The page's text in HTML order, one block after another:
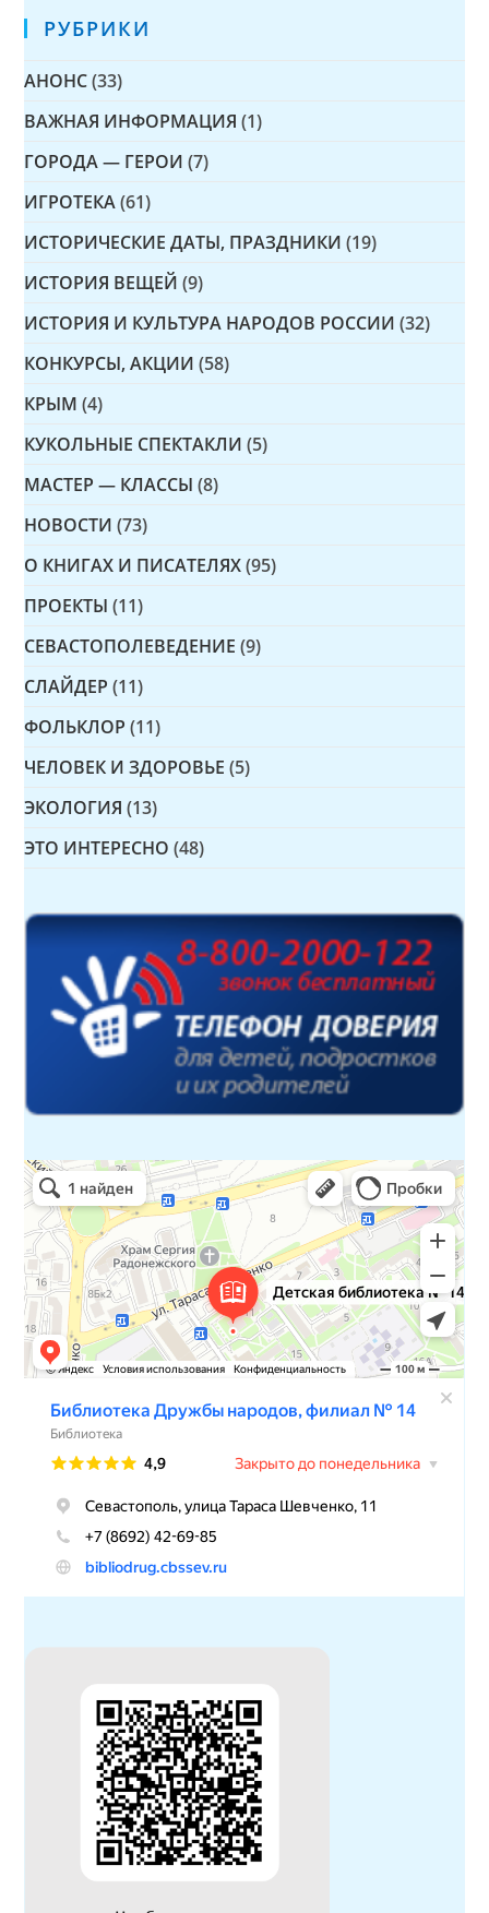
РУБРИКИ
АНОНС (33)
ВАЖНАЯ ИНФОРМАЦИЯ (1)
ГОРОДА — ГЕРОИ (7)
ИГРОТЕКА (61)
ИСТОРИЧЕСКИЕ ДАТЫ, ПРАЗДНИКИ (19)
ИСТОРИЯ ВЕЩЕЙ (9)
ИСТОРИЯ И КУЛЬТУРА НАРОДОВ РОССИИ (32)
КОНКУРСЫ, АКЦИИ (58)
КРЫМ (4)
КУКОЛЬНЫЕ СПЕКТАКЛИ (5)
МАСТЕР — КЛАССЫ (8)
НОВОСТИ (73)
О КНИГАХ И ПИСАТЕЛЯХ (95)
ПРОЕКТЫ (11)
СЕВАСТОПОЛЕВЕДЕНИЕ (9)
СЛАЙДЕР (11)
ФОЛЬКЛОР (11)
ЧЕЛОВЕК И ЗДОРОВЬЕ (5)
ЭКОЛОГИЯ (13)
ЭТО ИНТЕРЕСНО (48)
Детская библиотека № 14 Дружбы народов
Библиотека в Севастополе